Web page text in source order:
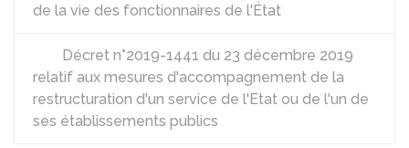
de la vie des fonctionnaires de l'État
Décret n°2019-1441 du 23 décembre 2019
relatif aux mesures d'accompagnement de la
restructuration d'un service de l'Etat ou de l'un de
ses établissements publics